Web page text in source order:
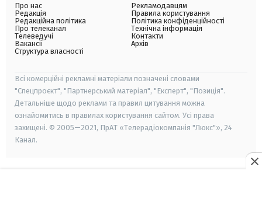
Про нас
Редакція
Редакційна політика
Про телеканал
Телеведучі
Вакансії
Структура власності
Рекламодавцям
Правила користування
Політика конфіденційності
Технічна інформація
Контакти
Архів
Всі комерційні рекламні матеріали позначені словами
"Спецпроєкт", "Партнерський матеріал", "Експерт", "Позиція".
Детальніше щодо реклами та правил цитування можна
ознайомитись в правилах користування сайтом. Усі права
захищені. © 2005—2021, ПрАТ «Телерадіокомпанія "Люкс"», 24
Канал.